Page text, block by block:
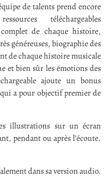
de talents prend encore
téléchargeables
de chaque histoire,
généreuses, biographie des
de chaque histoire musicale
et bien sûr les émotions des
ajoute un bonus
a pour objectif premier de
illustrations sur un écran
pendant ou après l’écoute.
dans sa version audio.